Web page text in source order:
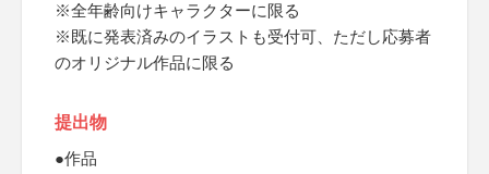
※全年齢向けキャラクターに限る
※既に発表済みのイラストも受付可、ただし応募者
のオリジナル作品に限る
提出物
●作品